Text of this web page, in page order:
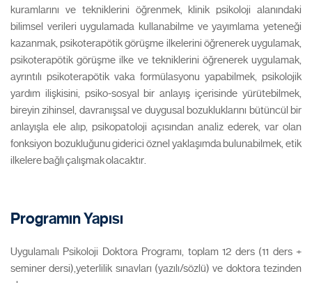
kuramlarını ve tekniklerini öğrenmek, klinik psikoloji alanındaki
bilimsel verileri uygulamada kullanabilme ve yayımlama yeteneği
kazanmak, psikoterapötik görüşme ilkelerini öğrenerek uygulamak,
psikoterapötik görüşme ilke ve tekniklerini öğrenerek uygulamak,
ayrıntılı psikoterapötik vaka formülasyonu yapabilmek, psikolojik
yardım ilişkisini, psiko-sosyal bir anlayış içerisinde yürütebilmek,
bireyin zihinsel, davranışsal ve duygusal bozukluklarını bütüncül bir
anlayışla ele alıp, psikopatoloji açısından analiz ederek, var olan
fonksiyon bozukluğunu giderici öznel yaklaşımda bulunabilmek, etik
ilkelere bağlı çalışmak olacaktır.
Programın Yapısı
Uygulamalı Psikoloji Doktora Programı, toplam 12 ders (11 ders +
seminer dersi),yeterlilik sınavları (yazılı/sözlü) ve doktora tezinden